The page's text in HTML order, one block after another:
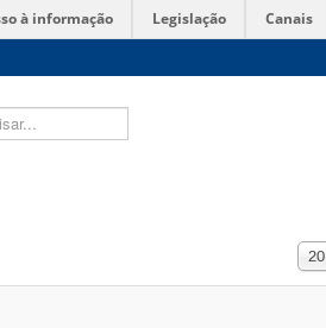
à informação Legislação Canais
20